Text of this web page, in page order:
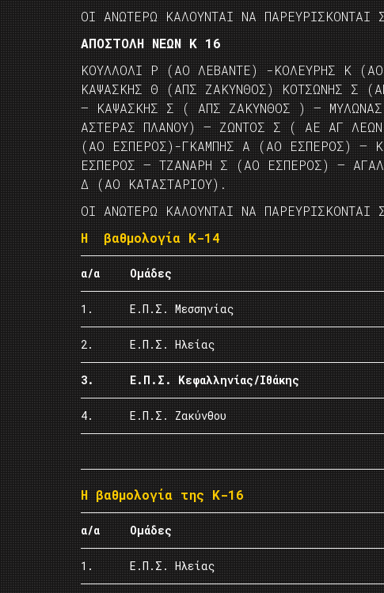
ΟΙ ΑΝΩΤΕΡΩ ΚΑΛΟΥΝΤΑΙ ΝΑ
ΑΠΟΣΤΟΛΗ ΝΕΩΝ Κ 16
ΚΟΥΛΛΟΛΙ Ρ (ΑΟ ΛΕΒΑΝΤΕ) -ΚΟΛΕΥΡΗΣ Κ
ΚΑΨΑΣΚΗΣ Θ (ΑΠΣ ΖΑΚΥΝΘΟΣ) ΚΟΤΣΩΝΗΣ Σ
– ΚΑΨΑΣΚΗΣ Σ ( ΑΠΣ ΖΑΚΥΝΘΟΣ ) –
ΑΣΤΕΡΑΣ ΠΛΑΝΟΥ) – ΖΩΝΤΟΣ Σ ( ΑΕ ΑΓ
(ΑΟ ΕΣΠΕΡΟΣ)-ΓΚΑΜΠΗΣ Α (ΑΟ ΕΣΠΕΡΟΣ) –
ΕΣΠΕΡΟΣ – ΤΖΑΝΑΡΗ Σ (ΑΟ ΕΣΠΕΡΟΣ) –
Δ (ΑΟ ΚΑΤΑΣΤΑΡΙΟΥ).
ΟΙ ΑΝΩΤΕΡΩ ΚΑΛΟΥΝΤΑΙ ΝΑ
Η βαθμολογία Κ-14
α/α Ομάδες
1. Ε.Π.Σ. Μεσσηνίας
2. Ε.Π.Σ. Ηλείας
3. Ε.Π.Σ. Κεφαλληνίας/Ιθάκης
4. Ε.Π.Σ. Ζακύνθου
Η βαθμολογία της Κ-16
α/α Ομάδες
1. Ε.Π.Σ. Ηλείας